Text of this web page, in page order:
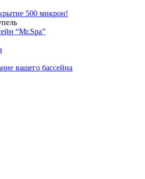
500 микрон!
“Mr.Spa”
вашего бассейна